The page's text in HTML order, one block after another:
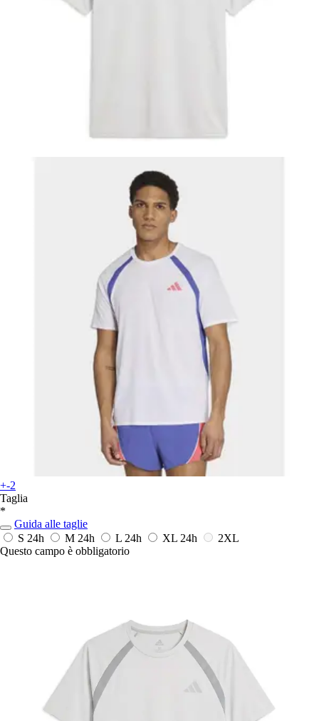
+-2
Taglia
*
Guida alle taglie
S 24h M 24h L 24h XL 24h
2XL
Questo campo è obbligatorio